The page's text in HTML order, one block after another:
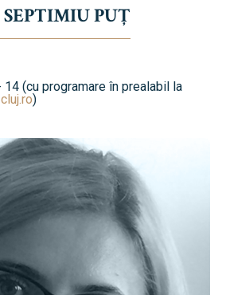
PUȚ
14 (cu programare în prealabil la
)